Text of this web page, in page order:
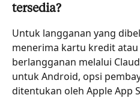
tersedia?
Untuk langganan yang
menerima kartu kredit atau
berlangganan melalui
untuk Android, opsi
ditentukan oleh Apple App